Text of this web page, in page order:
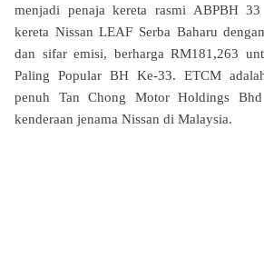
menjadi penaja kereta rasmi ABPBH 33
kereta Nissan LEAF Serba Baharu
dan sifar emisi, berharga RM181,263
Paling Popular BH Ke-33. ETCM
penuh Tan Chong Motor Holdings
kenderaan jenama Nissan di Malaysia.